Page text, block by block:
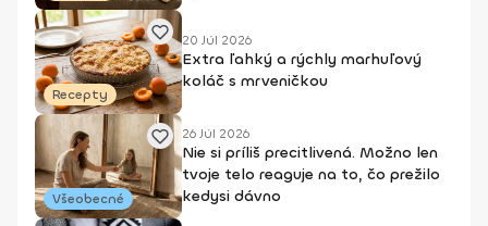
Recepty
20 Júl 2026
Extra ľahký a rýchly marhuľový
koláč s mrveničkou
Všeobecné
26 Júl 2026
Nie si príliš precitlivená. Možno len
tvoje telo reaguje na to, čo prežilo
kedysi dávno